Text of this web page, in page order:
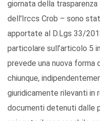
giornata della
dell'Irccs Crob – sono
apportate al D.Lgs 33/
particolare sull’articolo 5
prevede una nuova forma
chiunque,
giuridicamente rilevanti in
documenti detenuti dalle